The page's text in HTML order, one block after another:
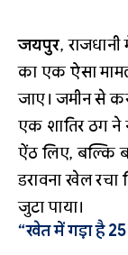
जयपुर,
का एक ऐसा
जाए। जमीन से
एक शातिर ठग
ऐंठ लिए, बल्कि
डरावना खेल रचा
जुटा पाया।
“खेत में गड़ा है